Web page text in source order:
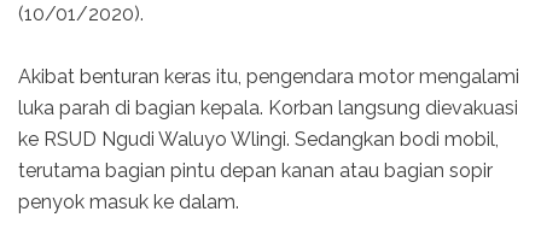
(10/01/2020).
Akibat benturan keras itu, pengendara motor mengalami
luka parah di bagian kepala. Korban langsung dievakuasi
ke RSUD Ngudi Waluyo Wlingi. Sedangkan bodi mobil,
terutama bagian pintu depan kanan atau bagian sopir
penyok masuk ke dalam.